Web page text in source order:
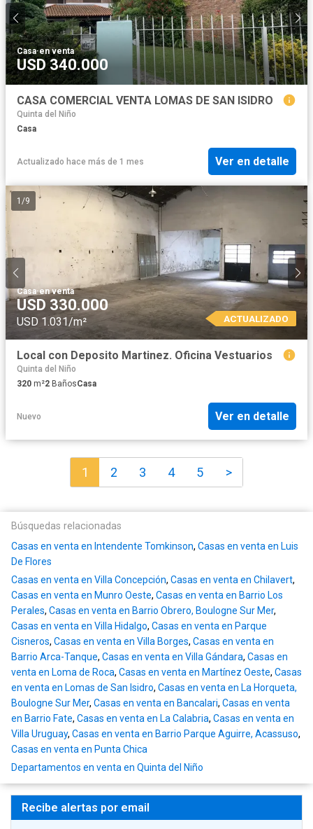
Casa·en venta
USD 340.000
CASA COMERCIAL VENTA LOMAS DE SAN ISIDRO
Quinta del Niño
Casa
Actualizado hace más de 1 mes Ver en detalle
1 /9
Casa·en venta
USD 330.000
USD 1.031/m² ACTUALIZADO
Local con Deposito Martinez. Oficina Vestuarios
Quinta del Niño
320 m²2 BañosCasa
Nuevo Ver en detalle
1 2 3 4 5 >
Búsquedas relacionadas
Casas en venta en Intendente Tomkinson, Casas en venta en Luis
De Flores
Casas en venta en Villa Concepción, Casas en venta en Chilavert,
Casas en venta en Munro Oeste, Casas en venta en Barrio Los
Perales, Casas en venta en Barrio Obrero, Boulogne Sur Mer,
Casas en venta en Villa Hidalgo, Casas en venta en Parque
Cisneros, Casas en venta en Villa Borges, Casas en venta en
Barrio Arca-Tanque, Casas en venta en Villa Gándara, Casas en
venta en Loma de Roca, Casas en venta en Martínez Oeste, Casas
en venta en Lomas de San Isidro, Casas en venta en La Horqueta,
Boulogne Sur Mer, Casas en venta en Bancalari, Casas en venta
en Barrio Fate, Casas en venta en La Calabria, Casas en venta en
Villa Uruguay, Casas en venta en Barrio Parque Aguirre, Acassuso,
Casas en venta en Punta Chica
Departamentos en venta en Quinta del Niño
Recibe alertas por email